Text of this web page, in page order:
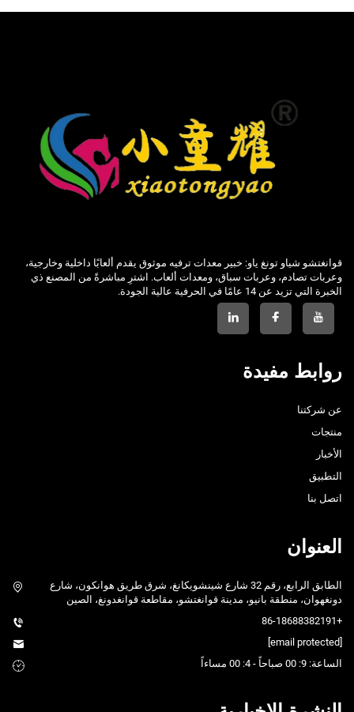
قوانغتشو شياو تونغ ياو: خبير معدات ترفيه موثوق يقدم ألعابًا داخلية وخارجية،
وعربات تصادم، وعربات سباق، ومعدات ألعاب. اشترِ مباشرةً من المصنع ذي
الخبرة التي تزيد عن 14 عامًا في الحرفية عالية الجودة.
روابط مفيدة
عن شركتنا
منتجات
الأخبار
التطبيق
اتصل بنا
العنوان
الطابق الرابع، رقم 32 شارع شينشويكانغ، شرق طريق هوانكون، شارع
دونغهوان، منطقة بانيو، مدينة قوانغتشو، مقاطعة قوانغدونغ، الصين
+86-18688382191
الساعة: 9: 00 صباحاً - 4: 00 مساءاً